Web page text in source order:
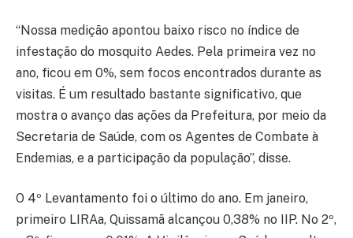
“Nossa medição apontou baixo risco no índice de
infestação do mosquito Aedes. Pela primeira vez no
ano, ficou em 0%, sem focos encontrados durante as
visitas. É um resultado bastante significativo, que
mostra o avanço das ações da Prefeitura, por meio da
Secretaria de Saúde, com os Agentes de Combate à
Endemias, e a participação da população”, disse.
O 4º Levantamento foi o último do ano. Em janeiro,
primeiro LIRAa, Quissamã alcançou 0,38% no IIP. No 2º,